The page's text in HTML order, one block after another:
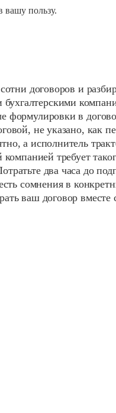
вашу пользу.
договоров и
формулировки в
не указано, как
а исполнитель
компанией требует
два часа до
сомнения в
ваш договор